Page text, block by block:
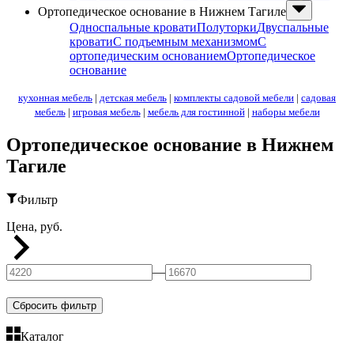
Ортопедическое основание в Нижнем Тагиле
Односпальные кроватиПолуторкиДвуспальные
кроватиС подъемным механизмомС
ортопедическим основаниемОртопедическое
основание
кухонная мебель | детская мебель | комплекты садовой мебели | садовая
мебель| игровая мебель| мебель для гостинной| наборы мебели
Ортопедическое основание в Нижнем
Тагиле
Фильтр
Цена, руб.
—
Сбросить фильтр
Каталог